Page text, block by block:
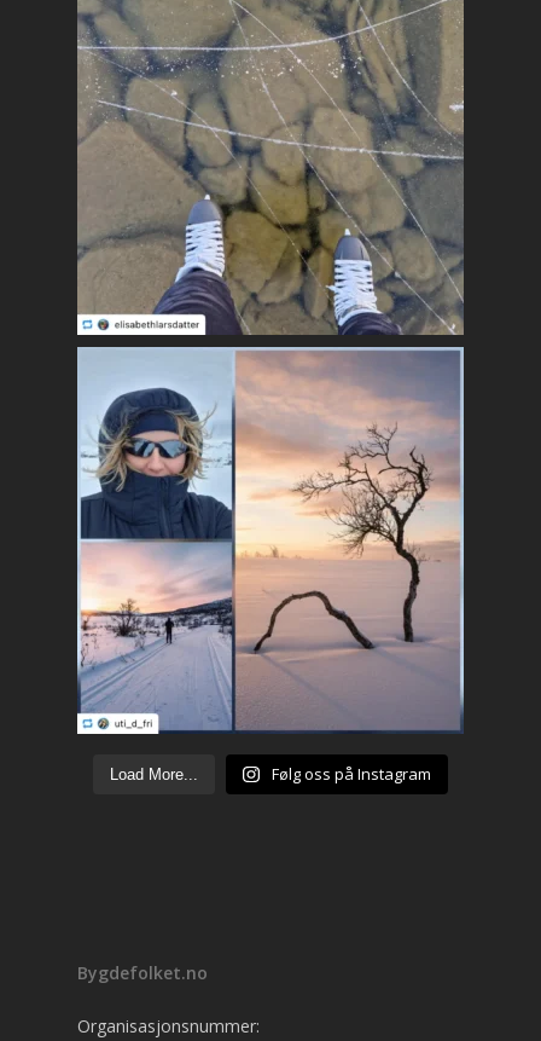
Load More... Følg oss på Instagram
Bygdefolket.no
Organisasjonsnummer: